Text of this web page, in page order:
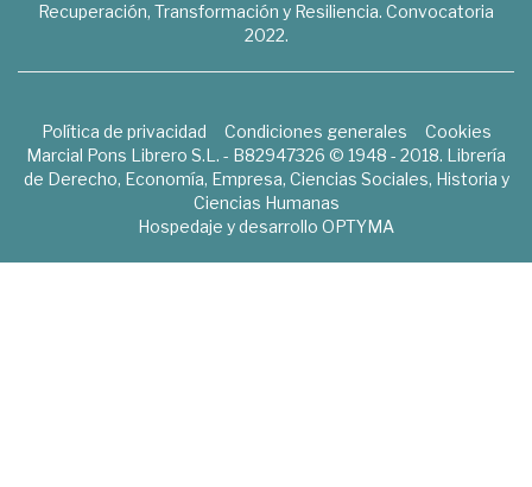
Recuperación, Transformación y Resiliencia. Convocatoria
2022.
Política de privacidad Condiciones generales
Cookies
Marcial Pons Librero S.L. - B82947326 © 1948 - 2018. Librería
de Derecho, Economía, Empresa, Ciencias Sociales, Historia y
Ciencias Humanas
Hospedaje y desarrollo OPTYMA